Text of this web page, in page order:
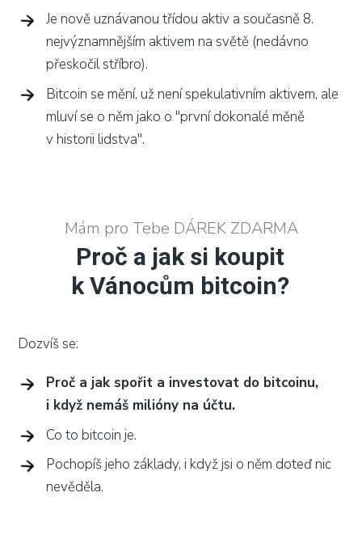
Je nově uznávanou třídou aktiv a současně 8.
nejvýznamnějším aktivem na světě (nedávno
přeskočil stříbro).
Bitcoin se mění, už není spekulativním aktivem, ale
mluví se o něm jako o "první dokonalé měně
v historii lidstva".
Mám pro Tebe DÁREK ZDARMA
Proč a jak si koupit
k Vánocům bitcoin?
Dozvíš se:
Proč a jak spořit a investovat do bitcoinu,
i když nemáš milióny na účtu.
Co to bitcoin je.
Pochopíš jeho základy, i když jsi o něm doteď nic
nevěděla.